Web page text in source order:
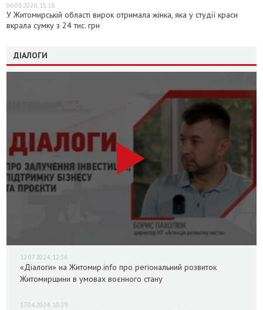
06.08.2026, 15:18
У Житомирській області вирок отримала жінка, яка у студії краси
вкрала сумку з 24 тис. грн
ДІАЛОГИ
12.07.2024, 12:36
«Діалоги» на Житомир.info про регіональний розвиток
Житомирщини в умовах воєнного стану
17.04.2024, 10:29